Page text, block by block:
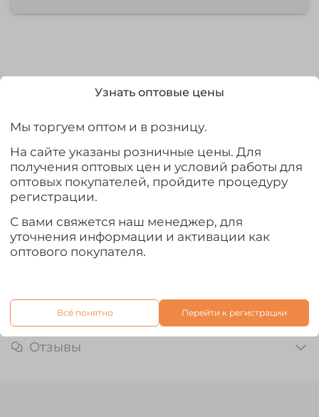
Описание
производства "ТОНАР".
рукоятками. Прочный каркас из жесткой пластмассы
покрыт мягким пластиком, который остается приятным
на ощупь даже при сильных морозах.
Характеристики:
Габаритные размеры: 760х335х50 мм.
Материалы: сталь, пластик.
Характеристики
Отзывы
Узнать оптовые цены
Мы торгуем оптом и в розницу.
На сайте указаны розничные цены. Для
получения оптовых цен и условий работы для
оптовых покупателей, пройдите процедуру
регистрации.
С вами свяжется наш менеджер, для
уточнения информации и активации как
оптового покупателя.
Всё понятно Перейти к регистрации